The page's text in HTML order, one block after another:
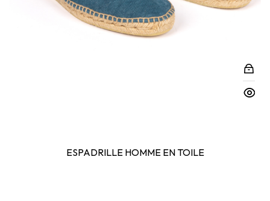
ESPADRILLE HOMME EN TOILE